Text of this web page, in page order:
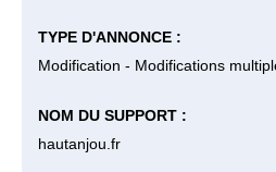
TYPE D'ANNONCE :
Modification - Modifications
NOM DU SUPPORT :
hautanjou.fr